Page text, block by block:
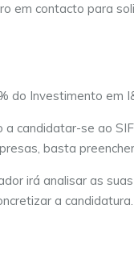
em contacto para
do Investimento em
candidatar-se ao
basta
irá analisar as
a candidatura.